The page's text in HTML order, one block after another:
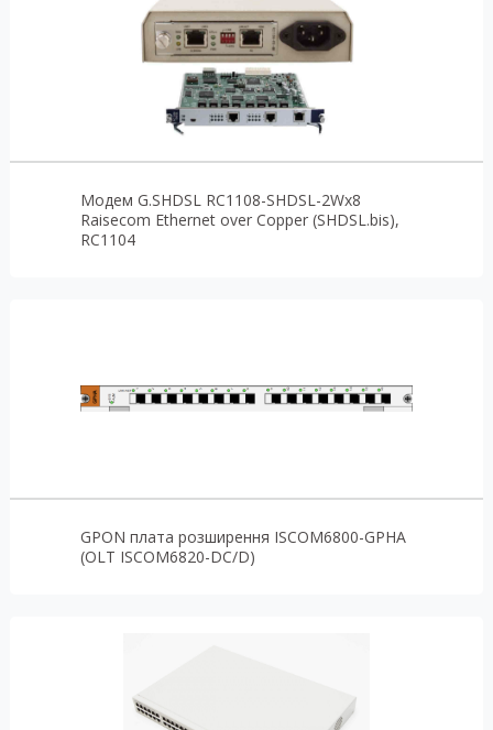
Модем G.SHDSL RC1108-SHDSL-2Wx8
Raisecom Ethernet over Copper (SHDSL.bis),
RC1104
GPON плата розширення ISCOM6800-GPHA
(OLT ISCOM6820-DC/D)